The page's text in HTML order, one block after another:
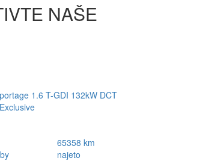
NAŠE
1.6 T-GDI 132kW DCT
65358 km
najeto